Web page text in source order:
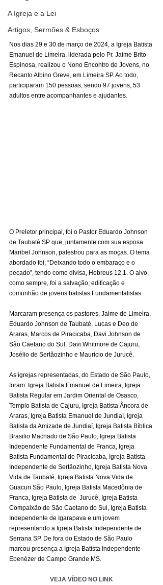
A Igreja e a Lei
Artigos, Sermões & Esboços
Nos dias 29 e 30 de março de 2024, a Igreja Batista
Emanuel de Limeira, liderada pelo Pr. Jaime Brito
Espinosa, realizou o Nono Encontro de Jovens, no
Recanto Albino Greve, em Limeira SP. Ao todo,
participaram 150 pessoas, sendo 97 jovens, 53
adultos entre acompanhantes e ajudantes.
O Preletor principal, foi o Pastor Eduardo Johnson
de Taubaté SP que, juntamente com sua esposa
Maribel Johnson, palestrou para as moças. O tema
abordado foi, “Deixando todo o embaraço e o
pecado”, tendo como divisa, Hebreus 12.1. O alvo,
como sempre, foi a salvação, edificação e
comunhão de jovens batistas Fundamentalistas.
Marcaram presença os pastores, Jaime de Limeira,
Eduardo Johnson de Taubaté, Lucas e Deo de
Araras, Marcos de Piracicaba, Davi Johnson de
São Caetano do Sul, Davi Whitmore de Cajuru,
Josélio de Sertãozinho e Maurício de Jurucê.
As igrejas representadas, do Estado de São Paulo,
foram: Igreja Batista Emanuel de Limeira, Igreja
Batista Regular em Jardim Oriental de Osasco,
Templo Batista de Cajuru, Igreja Batista Âncora de
Araras, Igreja Batista Emanuel de Jundiaí, Igreja
Batista da Amizade de Jundiaí, Igreja Batista Bíblica
Brasilio Machado de São Paulo, Igreja Batista
Independente Fundamental de Franca, Igreja
Batista Fundamental de Piracicaba, Igreja Batista
Independente de Sertãozinho, Igreja Batista Nova
Vida de Taubaté, Igreja Batista Nova Vida de
Guacuri São Paulo, Igreja Batista Macedônia de
Franca, Igreja Batista de  Jurucê, Igreja Batista
Compaixão de São Caetano do Sul, Igreja Batista
Independente de Igarapava e um jovem
representando a Igreja Batista Independente de
Serrana SP. De fora do Estado de São Paulo
marcou presença a Igreja Batista Independente
Ebenézer de Campo Grande MS.
VEJA VÍDEO NO LINK